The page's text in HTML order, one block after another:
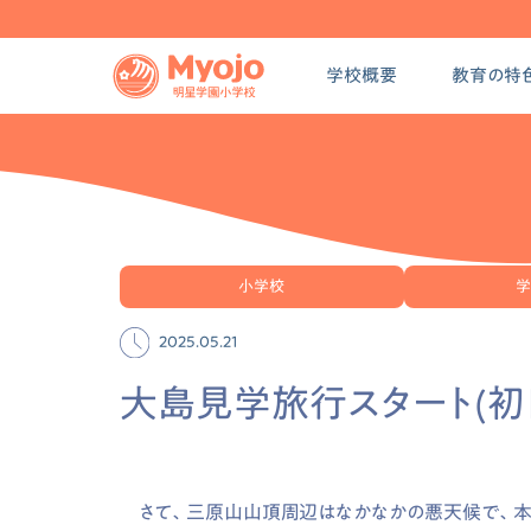
学校概要 教育の特
小学校
2025.05.21
大島見学旅行スタート(
さて、三原山山頂周辺はなかなかの悪天候で、本